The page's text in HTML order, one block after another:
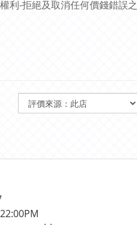
利-拒絕及取消任何價錢錯誤之